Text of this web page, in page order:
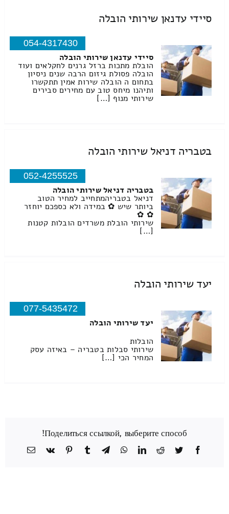
סיידי עדנאן שירותי הובלה
054-4317430
סיידי עדנאן שירותי הובלה
הובלת מתכות ברזל גרנים לחקלאים ועוד
הובלה פסולת גיזום הרבה שנים ניסיון
בתחום ה הובלה שירות אמין תתקשרו
ותיהנו מיחס טוב עם מחירים סבירים
שירותי מנוף […]
בטבריה דניאל שירותי הובלה
052-4255525
בטבריה דניאל שירותי הובלה
דניאל בטבריהמתחייב למחיר הטוב
ביותר שיש ✿ במידה ולא כספכם יוחזר
✿ ✿
שירותי הובלת משרדים הובלות קטנות
[…]
יעד שירותי הובלה
077-5435472
יעד שירותי הובלה
הובלות
שירותי סבלות בטבריה – באיזה עסק
המחיר הכי […]
Поделиться ссылкой, выберите способ!
Facebook
Twitter
Reddit
LinkedIn
WhatsApp
Telegram
Tumblr
Pinterest
Vk
כתובת